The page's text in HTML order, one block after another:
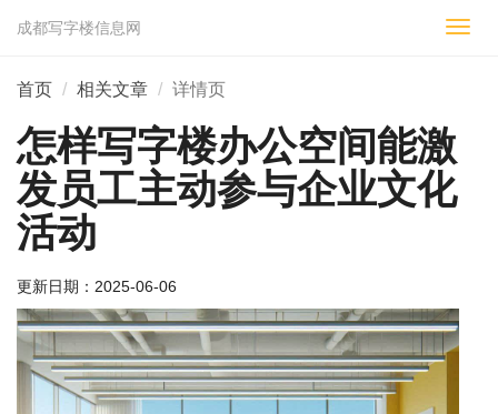
切
成都写字楼信息网
首页 相关文章 详情页
怎样写字楼办公空间能激
发员工主动参与企业文化
活动
更新日期： 2025-06-06